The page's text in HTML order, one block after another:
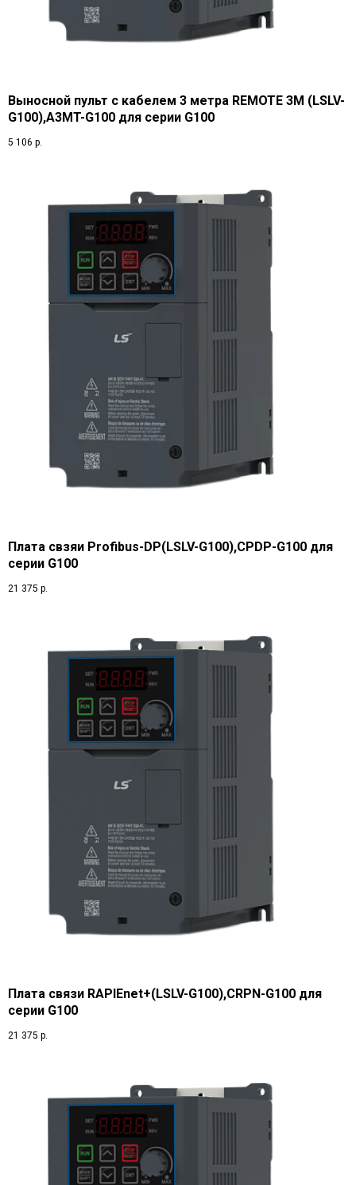
Выносной пульт с кабелем 3 метра REMOTE 3M (LSLV-
G100),A3MT-G100 для серии G100
5 106 р.
Плата свзяи Profibus-DP(LSLV-G100),CPDP-G100 для
серии G100
21 375 р.
Плата связи RAPIEnet+(LSLV-G100),CRPN-G100 для
серии G100
21 375 р.